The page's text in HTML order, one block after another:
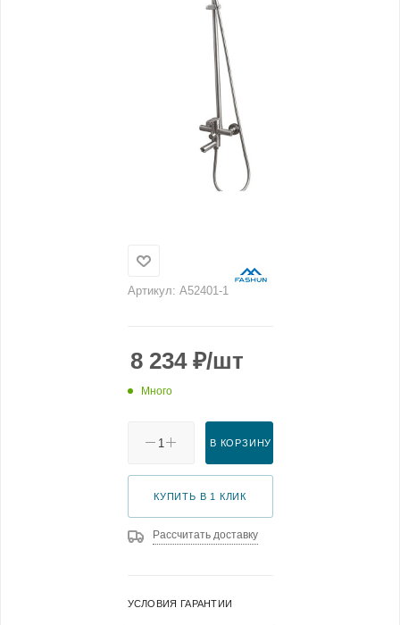
Артикул: A52401-1
8 234₽/шт
Много
В КОРЗИНУ
КУПИТЬ В 1 КЛИК
Рассчитать доставку
УСЛОВИЯ ГАРАНТИИ